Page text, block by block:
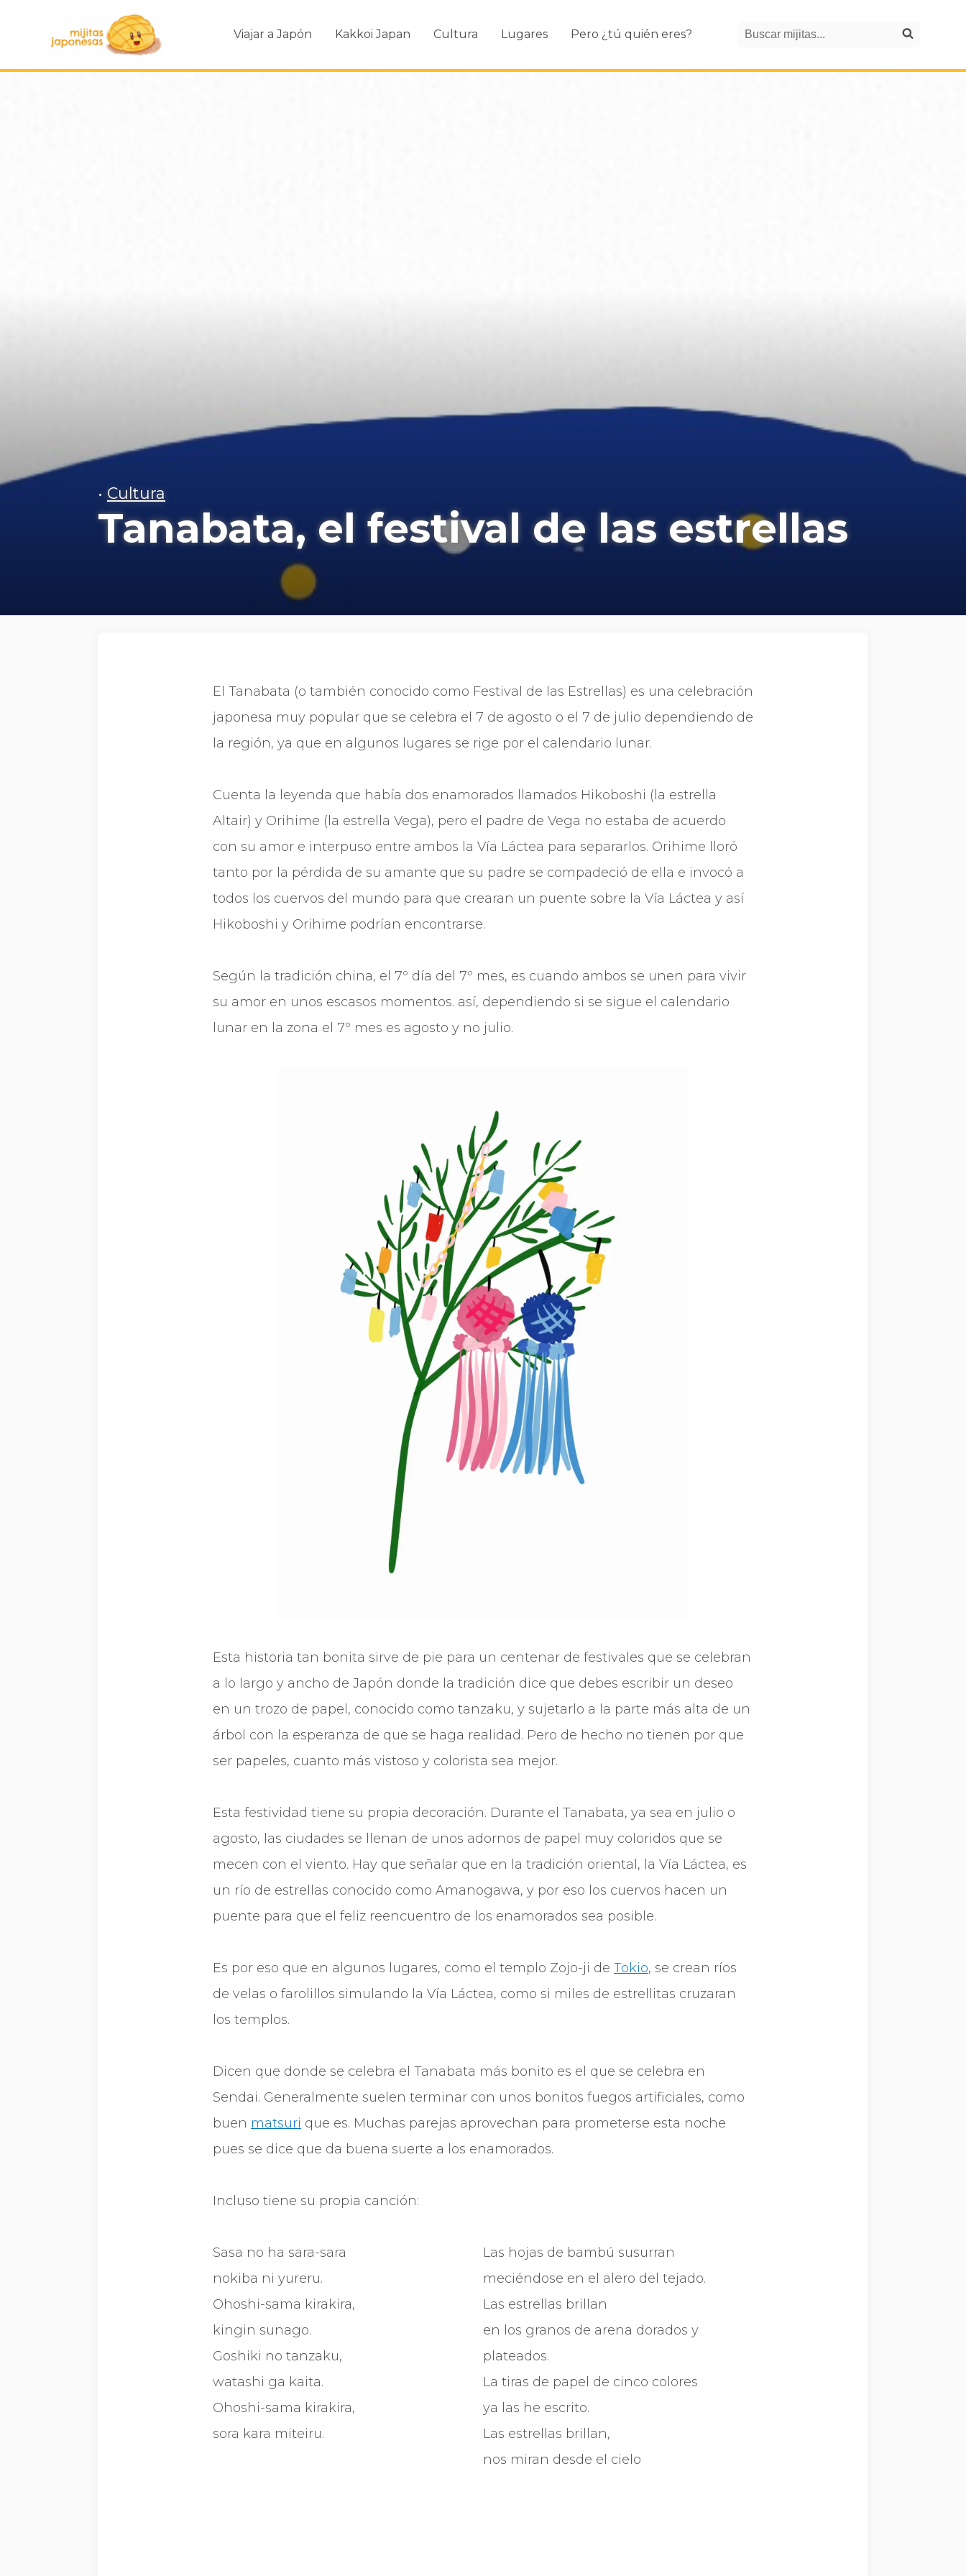
Viajar a Japón Kakkoi Japan Cultura Lugares Pero ¿tú quién eres?
Buscar mijitas
Search
• Cultura
Tanabata, el festival de las estrellas
El Tanabata (o también conocido como Festival de las Estrellas) es una celebración
japonesa muy popular que se celebra el 7 de agosto o el 7 de julio dependiendo de
la región, ya que en algunos lugares se rige por el calendario lunar.
Cuenta la leyenda que había dos enamorados llamados Hikoboshi (la estrella
Altair) y Orihime (la estrella Vega), pero el padre de Vega no estaba de acuerdo
con su amor e interpuso entre ambos la Ví­a Láctea para separarlos. Orihime lloró
tanto por la pérdida de su amante que su padre se compadeció de ella e invocó a
todos los cuervos del mundo para que crearan un puente sobre la Vía Láctea y así
Hikoboshi y Orihime podrían encontrarse.
Según la tradición china, el 7º día del 7º mes, es cuando ambos se unen para vivir
su amor en unos escasos momentos. así, dependiendo si se sigue el calendario
lunar en la zona el 7º mes es agosto y no julio.
Esta historia tan bonita sirve de pie para un centenar de festivales que se celebran
a lo largo y ancho de Japón donde la tradición dice que debes escribir un deseo
en un trozo de papel, conocido como tanzaku, y sujetarlo a la parte más alta de un
árbol con la esperanza de que se haga realidad. Pero de hecho no tienen por que
ser papeles, cuanto más vistoso y colorista sea mejor.
Esta festividad tiene su propia decoración. Durante el Tanabata, ya sea en julio o
agosto, las ciudades se llenan de unos adornos de papel muy coloridos que se
mecen con el viento. Hay que señalar que en la tradición oriental, la Vía Láctea, es
un río de estrellas conocido como Amanogawa, y por eso los cuervos hacen un
puente para que el feliz reencuentro de los enamorados sea posible.
Es por eso que en algunos lugares, como el templo Zojo-ji de Tokio, se crean ríos
de velas o farolillos simulando la Vía Láctea, como si miles de estrellitas cruzaran
los templos.
Dicen que donde se celebra el Tanabata más bonito es el que se celebra en
Sendai. Generalmente suelen terminar con unos bonitos fuegos artificiales, como
buen matsuri que es. Muchas parejas aprovechan para prometerse esta noche
pues se dice que da buena suerte a los enamorados.
Incluso tiene su propia canción:
Sasa no ha sara-sara
nokiba ni yureru.
Ohoshi-sama kirakira,
kingin sunago.
Goshiki no tanzaku,
watashi ga kaita.
Ohoshi-sama kirakira,
sora kara miteiru.
Las hojas de bambú susurran
meciéndose en el alero del tejado.
Las estrellas brillan
en los granos de arena dorados y
plateados.
La tiras de papel de cinco colores
ya las he escrito.
Las estrellas brillan,
nos miran desde el cielo